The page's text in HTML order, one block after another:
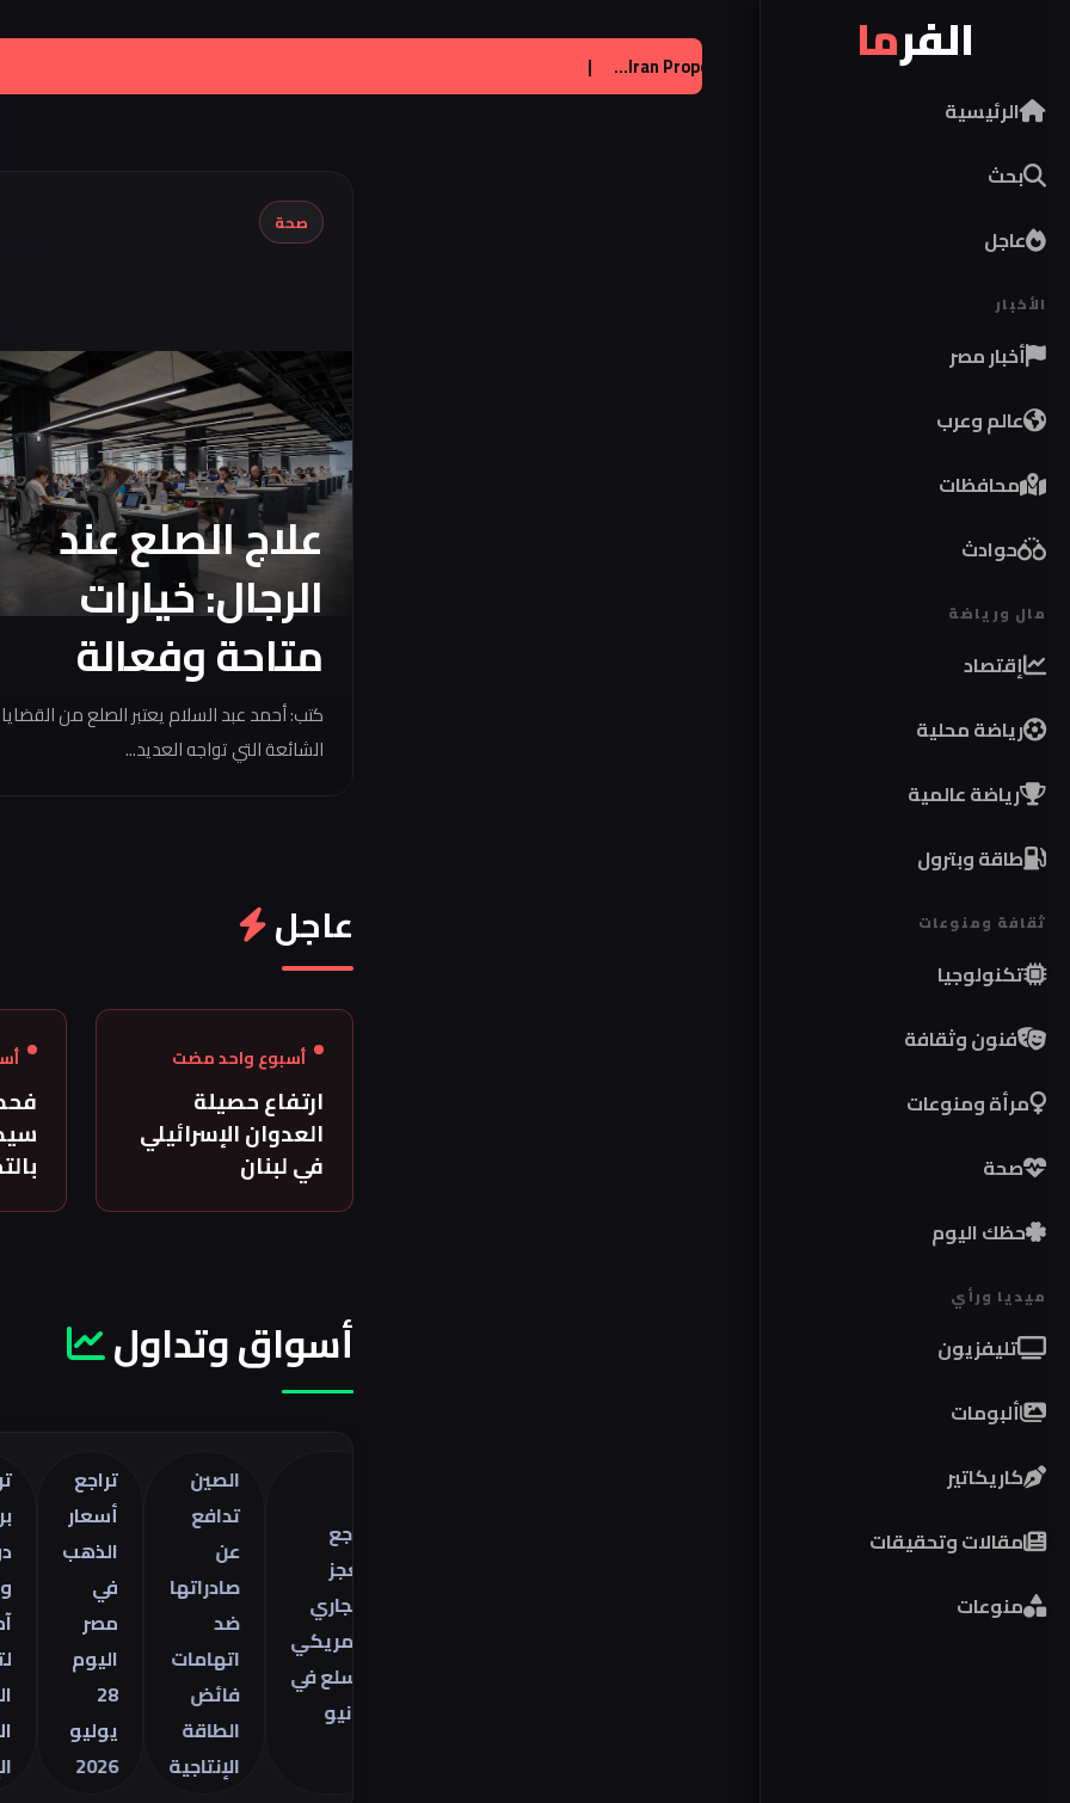
الفرما
الرئيسية
بحث
عاجل
الأخبار
أخبار مصر
عالم وعرب
محافظات
حوادث
مال ورياضة
إقتصاد
رياضة محلية
رياضة عالمية
طاقة وبترول
ثقافة ومنوعات
تكنولوجيا
فنون وثقافة
مرأة ومنوعات
صحة
حظك اليوم
ميديا ورأي
تليفزيون
ألبومات
كاريكاتير
مقالات وتحقيقات
منوعات
على تراخيص لإنتاج صواريخ باتريوت عالم: Iran Proposes Oman to Manage Part of Strait...
صحة
علاج الصلع عند
الرجال: خيارات
متاحة وفعالة
كتب: أحمد عبد السلام يعتبر الصلع من القضايا
الشائعة التي تواجه العديد...
عاجل
أسبوع واحد مضت
ارتفاع حصيلة
العدوان الإسرائيلي
في لبنان
أسواق وتداول
الأمريكي
للسلع في
الصين
تدافع
صادراتها
اتهامات
فائض
الطاقة
الإنتاجية
أسعار
الذهب
تراجع
برنت 5
لتهدئة
الصراع